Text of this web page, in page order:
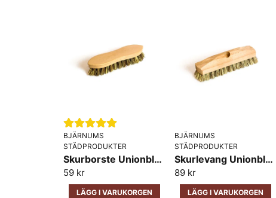
BJÄRNUMS
STÄDPRODUKTER
Skurborste Unionblandning trärygg Bjärnums 21cm
59 kr
LÄGG I VARUKORGEN
BJÄRNUMS
STÄDPRODUKTER
Skurlevang Unionblandning trärygg 220 mm Bjärnums
89 kr
LÄGG I VARUKORGEN